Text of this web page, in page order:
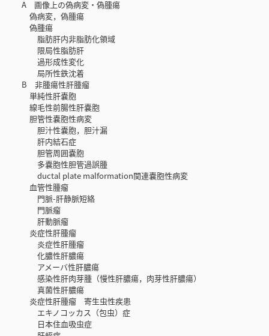
A 画像上の偽病変・偽腫瘍
偽病変，偽腫瘍
偽腫瘍
脂肪肝内非脂肪化領域
限局性脂肪肝
過形成性変化
局所性鉄沈着
B 非腫瘍性肝腫瘤
単純性肝嚢胞
線毛性前腸性肝嚢胞
胆管性嚢胞性病変
胆汁性嚢胞，胆汁漏
肝内結石症
胆管周囲嚢胞
多嚢胞性胆管過誤腫
ductal plate malformation関連嚢胞性病変
血管性腫瘤
門脈-肝静脈短絡
門脈瘤
肝動脈瘤
炎症性肝腫瘤
炎症性肝腫瘤
化膿性肝膿瘍
アメーバ性肝膿瘍
感染性肝肉芽腫（慢性肝膿瘍，肉芽性肝膿瘍）
真菌性肝膿瘍
炎症性肝腫瘤 寄生虫性疾患
エキノコッカス（包虫）症
日本住血吸虫症